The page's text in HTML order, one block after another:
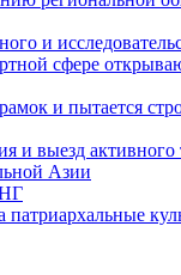
и
сфере
и пытается
выезд активного
Азии